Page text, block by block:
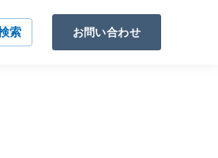
索 お問い合わせ